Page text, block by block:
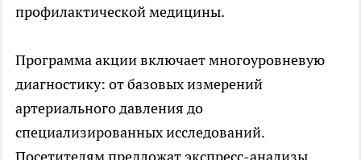
профилактической медицины.
Программа акции включает многоуровневую
диагностику: от базовых измерений
артериального давления до
специализированных исследований.
Посетителям предложат экспресс-анализы